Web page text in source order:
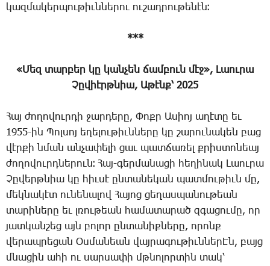
կազ­մա­կեր­պու­թիւն­նե­րու ու­շադ­րու­թե­նէն։
***
«­Մեզ տար­բեր կը կան­չեն ճամ­բուն մէջ», ­Լաու­րա
­Չը­վիէրթ­նիա, Ա­թէնք՝ 2025
­Հայ ժո­ղո­վուր­դի ջար­դե­րը, ­Փոքր Ա­սիոյ ա­ղէ­տը եւ
1955-ին ­Պոլ­սոյ ե­ղե­լու­թիւն­նե­րը կը շա­րու­նա­կեն բաց
վէր­քի նման ան­չա­փե­լի ցաւ պատ­ճա­ռել քրիս­տո­նեայ
ժո­ղո­վուրդ­նե­րուն։ ­Հայ-գեր­մա­նա­ցի հե­ղի­նակ ­Լաու­րա
­Չը­վերթ­նիա կը հիւ­սէ ըն­տա­նե­կան պատ­մու­թիւն մը,
մեկ­նա­կէտ ու­նե­նա­լով ­Հա­յոց ցե­ղաս­պա­նու­թեան
տա­րի­նե­րը եւ լռու­թեան հա­մա­տա­րած զգա­ցու­մը, որ
յատ­կան­շեց այն բո­լոր ըն­տա­նիք­նե­րը, ո­րոնք
վե­րապ­րե­ցան Օս­մա­նեան վայ­րա­գու­թիւն­ներԷն, բայց
մնա­ցին ա­հի ու սար­սա­փի մթնո­լոր­տին տակ՝